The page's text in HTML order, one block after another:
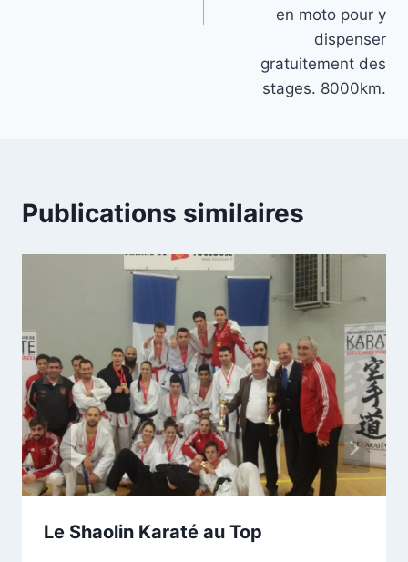
en moto pour y
dispenser
gratuitement des
stages. 8000km.
Publications similaires
Le Shaolin Karaté au Top